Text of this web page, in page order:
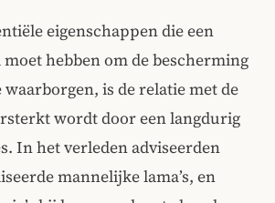
eigenschappen die een
hebben om de bescherming
waarborgen, is de relatie met de
wordt door een langdurig
In het verleden adviseerden
mannelijke lama’s, en